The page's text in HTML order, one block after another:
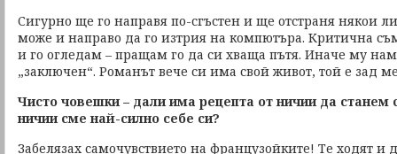
Сигурно ще го направя по-сгъстен и ще отстраня някои
може и направо да го изтрия на компютъра. Критична
и го огледам – пращам го да си хваща пътя. Иначе му
„заключен“. Романът вече си има свой живот, той е зад
Чисто човешки – дали има рецепта от ничии да станем
ничии сме най-силно себе си?
Забелязах самочувствието на французойките! Те ходят и